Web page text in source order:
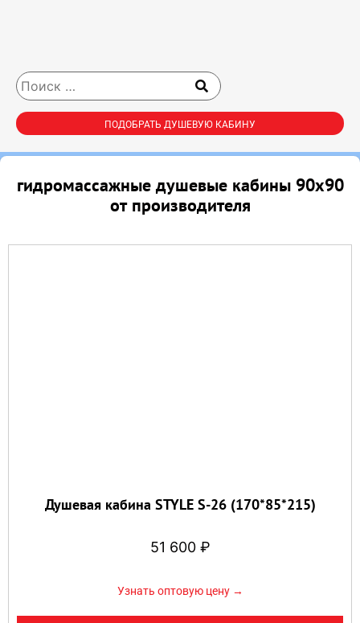
ПОДОБРАТЬ ДУШЕВУЮ КАБИНУ
гидромассажные душевые кабины 90х90
от производителя
Душевая кабина STYLE S-26 (170*85*215)
51 600 ₽
Узнать оптовую цену →